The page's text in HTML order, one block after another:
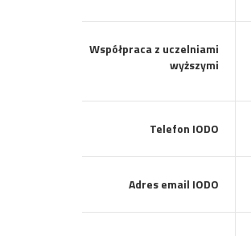
Współpraca z uczelniami
wyższymi
Telefon IODO
Adres email IODO